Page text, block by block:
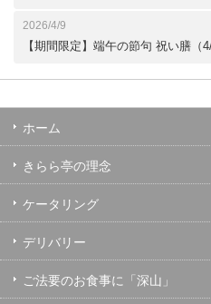
2026/4/9
【期間限定】端午の節句 祝い膳（
ホーム
きらら亭の理念
ケータリング
デリバリー
ご法要のお食事に「深山」